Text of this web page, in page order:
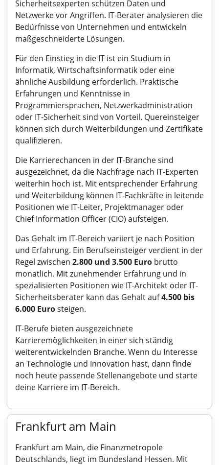
Sicherheitsexperten schützen Daten und
Netzwerke vor Angriffen. IT-Berater analysieren die
Bedürfnisse von Unternehmen und entwickeln
maßgeschneiderte Lösungen.
Für den Einstieg in die IT ist ein Studium in
Informatik, Wirtschaftsinformatik oder eine
ähnliche Ausbildung erforderlich. Praktische
Erfahrungen und Kenntnisse in
Programmiersprachen, Netzwerkadministration
oder IT-Sicherheit sind von Vorteil. Quereinsteiger
können sich durch Weiterbildungen und Zertifikate
qualifizieren.
Die Karrierechancen in der IT-Branche sind
ausgezeichnet, da die Nachfrage nach IT-Experten
weiterhin hoch ist. Mit entsprechender Erfahrung
und Weiterbildung können IT-Fachkräfte in leitende
Positionen wie IT-Leiter, Projektmanager oder
Chief Information Officer (CIO) aufsteigen.
Das Gehalt im IT-Bereich variiert je nach Position
und Erfahrung. Ein Berufseinsteiger verdient in der
Regel zwischen 2.800 und 3.500 Euro brutto
monatlich. Mit zunehmender Erfahrung und in
spezialisierten Positionen wie IT-Architekt oder IT-
Sicherheitsberater kann das Gehalt auf4.500 bis
6.000 Eurosteigen.
IT-Berufe bieten ausgezeichnete
Karrieremöglichkeiten in einer sich ständig
weiterentwickelnden Branche. Wenn du Interesse
an Technologie und Innovation hast, dann finde
noch heute passende Stellenangebote und starte
deine Karriere im IT-Bereich.
Frankfurt am Main
Frankfurt am Main, die Finanzmetropole
Deutschlands, liegt im Bundesland Hessen. Mit